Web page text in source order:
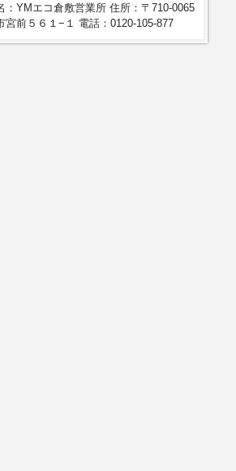
：YMエコ倉敷営業所 住所：〒710-0065
宮前５６１−１ 電話：0120-105-877